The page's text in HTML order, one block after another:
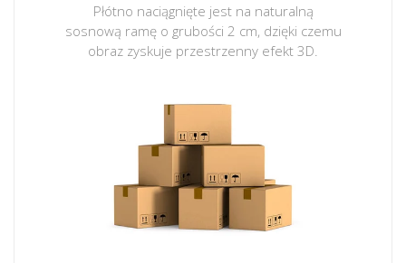
Płótno naciągnięte jest na naturalną
sosnową ramę o grubości 2 cm, dzięki czemu
obraz zyskuje przestrzenny efekt 3D.